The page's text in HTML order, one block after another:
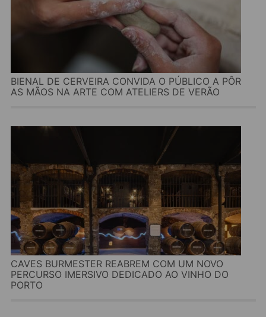
BIENAL DE CERVEIRA CONVIDA O PÚBLICO A PÔR
AS MÃOS NA ARTE COM ATELIERS DE VERÃO
CAVES BURMESTER REABREM COM UM NOVO
PERCURSO IMERSIVO DEDICADO AO VINHO DO
PORTO